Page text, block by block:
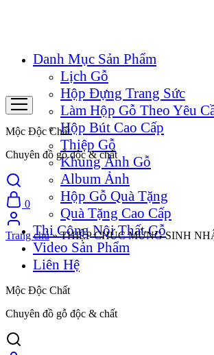
Danh Mục Sản Phẩm
Lịch Gỗ
Hộp Đựng Trang Sức
Làm Hộp Gỗ Theo Yêu
Hộp Bút Cao Cấp
Thiệp Gỗ
Khung Ảnh Gỗ
Album Ảnh
Hộp Gỗ Quà Tặng
Quà Tặng Cao Cấp
Thi Công Nội Thất Gỗ
Video Sản Phẩm
Liên Hệ
Mộc Độc Chất
Chuyên đồ gỗ độc & chất
Mộc Độc Chất
Chuyên đồ gỗ độc & chất
0
Trang chủ»THIỆP CHÚC MỪNG SINH